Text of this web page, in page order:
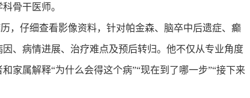
骨干医师。
，仔细查看影像资料，针对帕金森、脑卒中后遗症、癫
、病情进展、治疗难点及预后转归。他不仅从专业角度
家属解释“为什么会得这个病”“现在到了哪一步”“接下来